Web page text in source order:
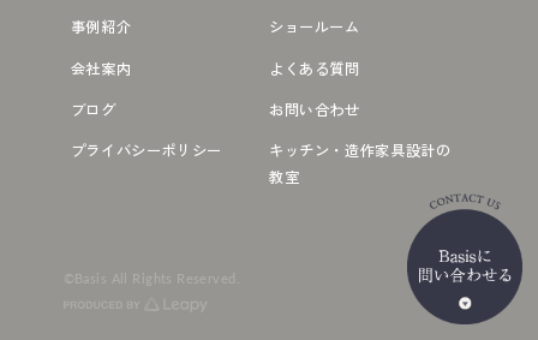
事例紹介
ショールーム
会社案内
よくある質問
ブログ
お問い合わせ
プライバシーポリシー
キッチン・造作家具設計の
教室
©Basis All Rights Reserved.